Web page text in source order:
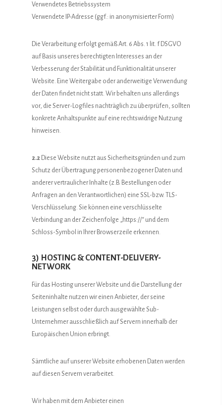
Verwendetes Betriebssystem
Verwendete IP-Adresse (ggf.: in anonymisierter Form)
Die Verarbeitung erfolgt gemäß Art. 6 Abs. 1 lit. f DSGVO
auf Basis unseres berechtigten Interesses an der
Verbesserung der Stabilität und Funktionalität unserer
Website. Eine Weitergabe oder anderweitige Verwendung
der Daten findet nicht statt. Wir behalten uns allerdings
vor, die Server-Logfiles nachträglich zu überprüfen, sollten
konkrete Anhaltspunkte auf eine rechtswidrige Nutzung
hinweisen.
2.2 Diese Website nutzt aus Sicherheitsgründen und zum
Schutz der Übertragung personenbezogener Daten und
anderer vertraulicher Inhalte (z.B. Bestellungen oder
Anfragen an den Verantwortlichen) eine SSL-bzw. TLS-
Verschlüsselung. Sie können eine verschlüsselte
Verbindung an der Zeichenfolge „https://“ und dem
Schloss-Symbol in Ihrer Browserzeile erkennen.
3) HOSTING & CONTENT-DELIVERY-
NETWORK
Für das Hosting unserer Website und die Darstellung der
Seiteninhalte nutzen wir einen Anbieter, der seine
Leistungen selbst oder durch ausgewählte Sub-
Unternehmer ausschließlich auf Servern innerhalb der
Europäischen Union erbringt.
Sämtliche auf unserer Website erhobenen Daten werden
auf diesen Servern verarbeitet.
Wir haben mit dem Anbieter einen